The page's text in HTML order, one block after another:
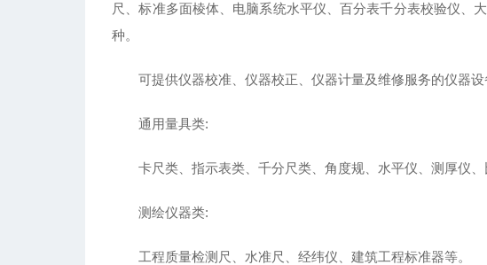
尺、标准多面棱体、电脑系统水平仪、百分表千分表校验仪、
种。
可提供仪器校准、仪器校正、仪器计量及维修服务的仪器设
通用量具类:
卡尺类、指示表类、千分尺类、角度规、水平仪、测厚仪、
测绘仪器类:
工程质量检测尺、水准尺、经纬仪、建筑工程标准器等。